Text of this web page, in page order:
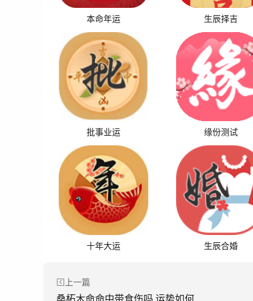
本命年运 生辰择吉
批事业运 缘份测试
十年大运 生辰合婚
上一篇
桑柘木命命中带食伤吗 运势如何